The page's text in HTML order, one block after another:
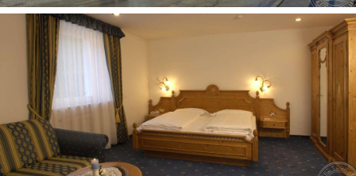
Family suite tipo numeriai(42 m2, maks. 2–4 asm., dušas,
didelis miegamasis su dvigule lova ir sofa-lova, miegamasis
su dviaukšte lova, atnaujinti 2015 metais);
SGL
(13–16 m
, maks. 1 asm., dušas).
Galima atsiskaityti kortelėms: Visa, MasterCard
Apgyvendinimas su gyvūnais
: įmanomas (už papildomą
mokestį)
Adresas:Str. Dursan 17 -39047 S.Cristina in Val Gardena